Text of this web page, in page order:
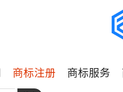
商标注册 商标服务